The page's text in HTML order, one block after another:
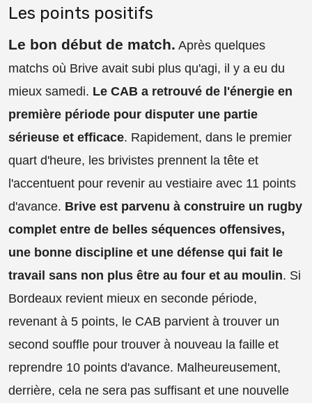
Les points positifs
Le bon début de match. Après quelques
matchs où Brive avait subi plus qu'agi, il y a eu du
mieux samedi. Le CAB a retrouvé de l'énergie en
première période pour disputer une partie
sérieuse et efficace. Rapidement, dans le premier
quart d'heure, les brivistes prennent la tête et
l'accentuent pour revenir au vestiaire avec 11 points
d'avance. Brive est parvenu à construire un rugby
complet entre de belles séquences offensives,
une bonne discipline et une défense qui fait le
travail sans non plus être au four et au moulin. Si
Bordeaux revient mieux en seconde période,
revenant à 5 points, le CAB parvient à trouver un
second souffle pour trouver à nouveau la faille et
reprendre 10 points d'avance. Malheureusement,
derrière, cela ne sera pas suffisant et une nouvelle